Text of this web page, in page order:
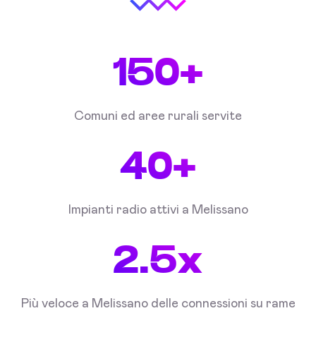
150+
Comuni ed aree rurali servite
40+
Impianti radio attivi a Melissano
2.5x
Più veloce a Melissano delle connessioni su rame